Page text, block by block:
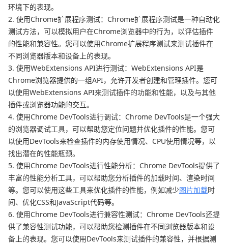
环境下的表现。
2. 使用Chrome扩展程序测试：Chrome扩展程序测试是一种自动化
测试方法，可以模拟用户在Chrome浏览器中的行为，以评估插件
的性能和兼容性。您可以使用Chrome扩展程序测试来测试插件在
不同浏览器版本和设备上的表现。
3. 使用WebExtensions API进行测试：WebExtensions API是
Chrome浏览器提供的一组API，允许开发者创建和管理插件。您可
以使用WebExtensions API来测试插件的功能和性能，以及与其他
插件或浏览器功能的交互。
4. 使用Chrome DevTools进行调试：Chrome DevTools是一个强大
的浏览器调试工具，可以帮助您定位问题并优化插件的性能。您可
以使用DevTools来检查插件的内存使用情况、CPU使用情况等，以
找出潜在的性能瓶颈。
5. 使用Chrome DevTools进行性能分析：Chrome DevTools提供了
丰富的性能分析工具，可以帮助您分析插件的加载时间、渲染时间
等。您可以使用这些工具来优化插件的性能，例如减少图片加载时
间、优化CSS和JavaScript代码等。
6. 使用Chrome DevTools进行兼容性测试：Chrome DevTools还提
供了兼容性测试功能，可以帮助您检测插件在不同浏览器版本和设
备上的表现。您可以使用DevTools来测试插件的兼容性，并根据测